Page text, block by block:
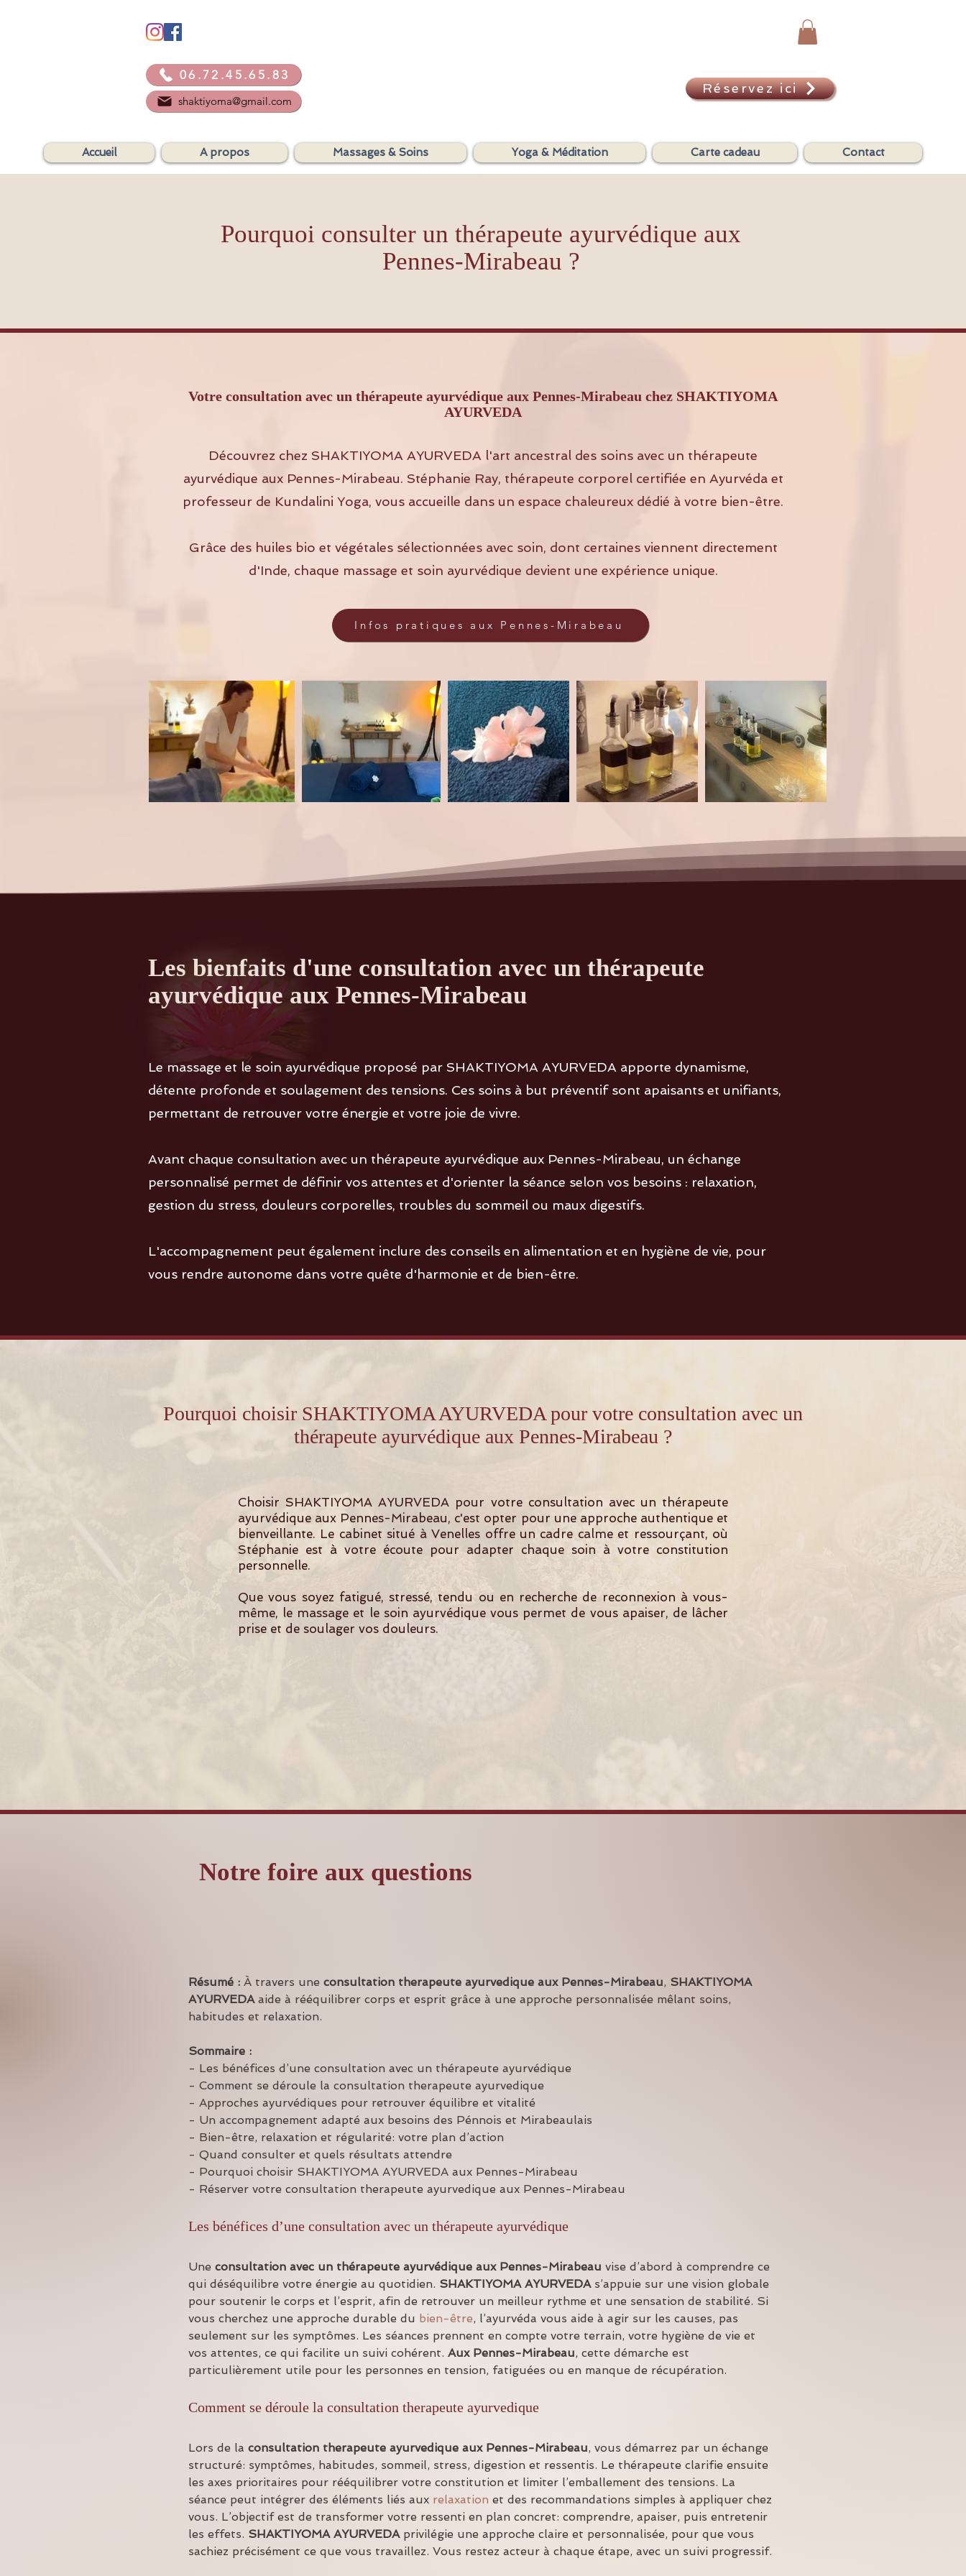
06.72.45.65.83
shaktiyoma@gmail.com
SHAKTIYOMA
AYURVEDA
Réservez ici
Accueil A propos Massages & Soins Yoga & Méditation Carte cadeau Contact
Pourquoi consulter un thérapeute ayurvédique aux
Pennes-Mirabeau ?
Votre consultation avec un thérapeute ayurvédique aux Pennes-Mirabeau chez SHAKTIYOMA
AYURVEDA
Découvrez chez SHAKTIYOMA AYURVEDA l'art ancestral des soins avec un thérapeute
ayurvédique aux Pennes-Mirabeau. Stéphanie Ray, thérapeute corporel certifiée en Ayurvéda et
professeur de Kundalini Yoga, vous accueille dans un espace chaleureux dédié à votre bien-être.
Grâce des huiles bio et végétales sélectionnées avec soin, dont certaines viennent directement
d'Inde, chaque massage et soin ayurvédique devient une expérience unique.
Infos pratiques aux Pennes-Mirabeau
Les bienfaits d'une consultation avec un thérapeute
ayurvédique aux Pennes-Mirabeau
Le massage et le soin ayurvédique proposé par SHAKTIYOMA AYURVEDA apporte dynamisme,
détente profonde et soulagement des tensions. Ces soins à but préventif sont apaisants et unifiants,
permettant de retrouver votre énergie et votre joie de vivre.
Avant chaque consultation avec un thérapeute ayurvédique aux Pennes-Mirabeau, un échange
personnalisé permet de définir vos attentes et d'orienter la séance selon vos besoins : relaxation,
gestion du stress, douleurs corporelles, troubles du sommeil ou maux digestifs.
L'accompagnement peut également inclure des conseils en alimentation et en hygiène de vie, pour
vous rendre autonome dans votre quête d'harmonie et de bien-être.
Pourquoi choisir SHAKTIYOMA AYURVEDA pour votre consultation avec un
thérapeute ayurvédique aux Pennes-Mirabeau ?
Choisir SHAKTIYOMA AYURVEDA pour votre consultation avec un thérapeute
ayurvédique aux Pennes-Mirabeau, c'est opter pour une approche authentique et
bienveillante. Le cabinet situé à Venelles offre un cadre calme et ressourçant, où
Stéphanie est à votre écoute pour adapter chaque soin à votre constitution
personnelle.
Que vous soyez fatigué, stressé, tendu ou en recherche de reconnexion à vous-
même, le massage et le soin ayurvédique vous permet de vous apaiser, de lâcher
prise et de soulager vos douleurs.
SHAKTIYOMA
Notre foire aux questions
Résumé : À travers une consultation therapeute ayurvedique aux Pennes-Mirabeau, SHAKTIYOMA
AYURVEDA aide à rééquilibrer corps et esprit grâce à une approche personnalisée mêlant soins,
habitudes et relaxation.
Sommaire :
- Les bénéfices d’une consultation avec un thérapeute ayurvédique
- Comment se déroule la consultation therapeute ayurvedique
- Approches ayurvédiques pour retrouver équilibre et vitalité
- Un accompagnement adapté aux besoins des Pénnois et Mirabeaulais
- Bien-être, relaxation et régularité: votre plan d’action
- Quand consulter et quels résultats attendre
- Pourquoi choisir SHAKTIYOMA AYURVEDA aux Pennes-Mirabeau
- Réserver votre consultation therapeute ayurvedique aux Pennes-Mirabeau
Les bénéfices d’une consultation avec un thérapeute ayurvédique
Une consultation avec un thérapeute ayurvédique aux Pennes-Mirabeau vise d’abord à comprendre ce
qui déséquilibre votre énergie au quotidien. SHAKTIYOMA AYURVEDA s’appuie sur une vision globale
pour soutenir le corps et l’esprit, afin de retrouver un meilleur rythme et une sensation de stabilité. Si
vous cherchez une approche durable du bien-être, l’ayurvéda vous aide à agir sur les causes, pas
seulement sur les symptômes. Les séances prennent en compte votre terrain, votre hygiène de vie et
vos attentes, ce qui facilite un suivi cohérent. Aux Pennes-Mirabeau, cette démarche est
particulièrement utile pour les personnes en tension, fatiguées ou en manque de récupération.
Comment se déroule la consultation therapeute ayurvedique
Lors de la consultation therapeute ayurvedique aux Pennes-Mirabeau, vous démarrez par un échange
structuré: symptômes, habitudes, sommeil, stress, digestion et ressentis. Le thérapeute clarifie ensuite
les axes prioritaires pour rééquilibrer votre constitution et limiter l’emballement des tensions. La
séance peut intégrer des éléments liés aux relaxation et des recommandations simples à appliquer chez
vous. L’objectif est de transformer votre ressenti en plan concret: comprendre, apaiser, puis entretenir
les effets. SHAKTIYOMA AYURVEDA privilégie une approche claire et personnalisée, pour que vous
sachiez précisément ce que vous travaillez. Vous restez acteur à chaque étape, avec un suivi progressif.